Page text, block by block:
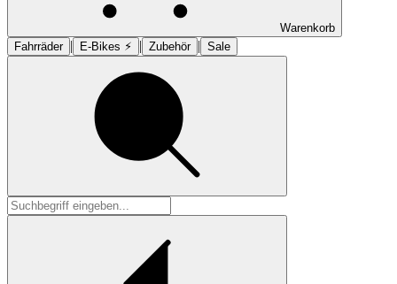
Warenkorb
Fahrräder | E-Bikes ⚡︎ | Zubehör | Sale